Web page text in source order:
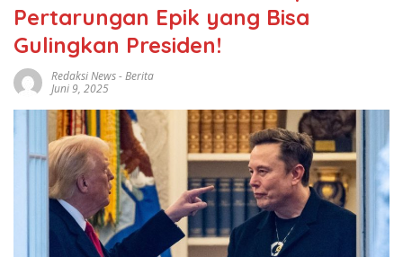
Pertarungan Epik yang Bisa
Gulingkan Presiden!
Redaksi News-Berita
Juni 9, 2025